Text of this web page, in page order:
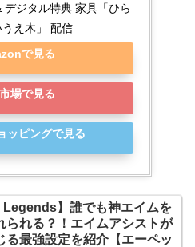
ジタル特典 家具「ひら
え木」 配信
で見る
場で見る
ッピングで見る
Legends】誰でも神エイムを
られる？！エイムアシストが
る最強設定を紹介【エーペッ